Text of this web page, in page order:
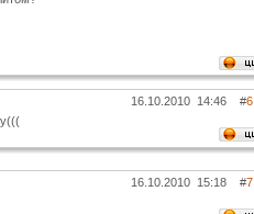
16.10.2010 14:46#6
16.10.2010 15:18#7